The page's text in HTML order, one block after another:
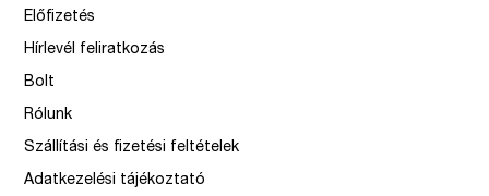
Előfizetés
Hírlevél feliratkozás
Bolt
Rólunk
Szállítási és fizetési feltételek
Adatkezelési tájékoztató